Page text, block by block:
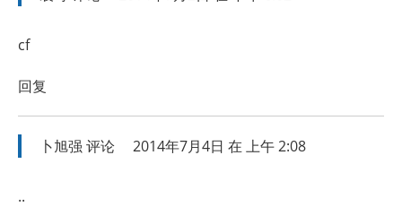
cf
回复
卜旭强 评论 2014年7月4日 在 上午 2:08
..